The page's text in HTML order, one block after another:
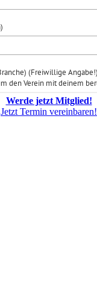
Werde jetzt Mitglied!
Jetzt Termin vereinbaren!